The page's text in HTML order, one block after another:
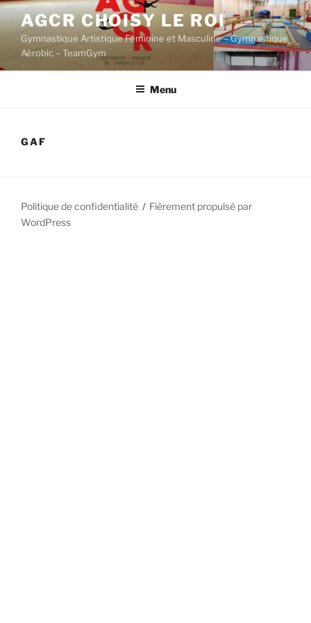
Aller
au
contenu
principal
AGCR CHOISY LE ROI
Gymnastique Artistique Féminine et Masculine – Gymnastique
Aérobic – TeamGym
Menu
GAF
Politique de confidentialité
Fièrement propulsé par
WordPress